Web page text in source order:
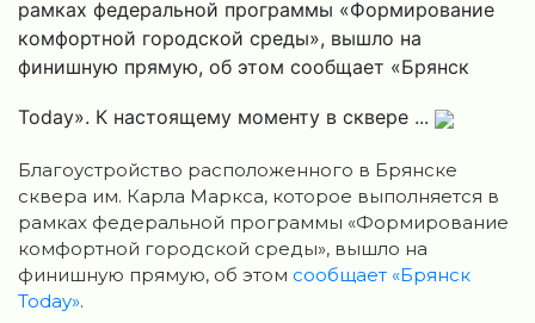
рамках федеральной программы «Формирование
комфортной городской среды», вышло на
финишную прямую, об этом сообщает «Брянск
Today». К настоящему моменту в сквере ...
Благоустройство расположенного в Брянске
сквера им. Карла Маркса, которое выполняется в
рамках федеральной программы «Формирование
комфортной городской среды», вышло на
финишную прямую, об этом сообщает «Брянск
Today».